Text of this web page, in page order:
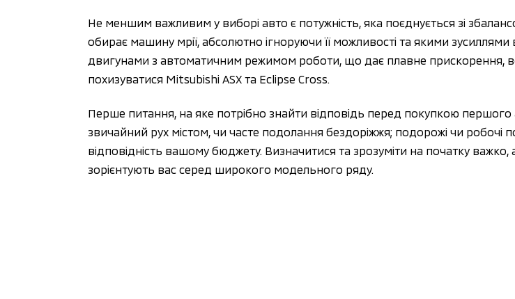
Не меншим важливим у виборі авто є потужність, яка поєднується зі
обирає машину мрії, абсолютно ігноруючи її можливості та якими зусиллями
двигунами з автоматичним режимом роботи, що дає плавне прискорення,
похизуватися Mitsubishi ASX та Eclipse Cross.
Перше питання, на яке потрібно знайти відповідь перед покупкою
звичайний рух містом, чи часте подолання бездоріжжя; подорожі чи робочі
відповідність вашому бюджету. Визначитися та зрозуміти на початку
зорієнтують вас серед широкого модельного ряду.